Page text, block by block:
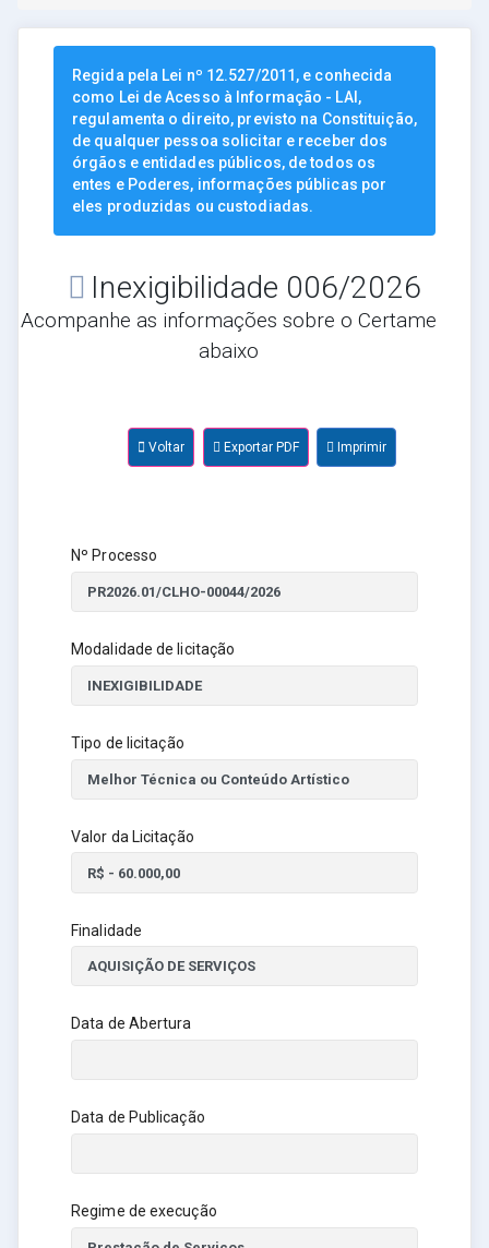
Regida pela Lei nº 12.527/2011, e conhecida
como Lei de Acesso à Informação - LAI,
regulamenta o direito, previsto na Constituição,
de qualquer pessoa solicitar e receber dos
órgãos e entidades públicos, de todos os
entes e Poderes, informações públicas por
eles produzidas ou custodiadas.
Inexigibilidade 006/2026
Acompanhe as informações sobre o Certame
abaixo
Voltar Exportar PDF Imprimir
Nº Processo
Modalidade de licitação
Tipo de licitação
Valor da Licitação
Finalidade
Data de Abertura
Data de Publicação
Regime de execução